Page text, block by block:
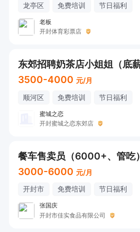
龙亭区 免费培训 节日福利
老板
开封体育彩票店
3500-4000 元/月
顺河区 免费培训 节日福利
蜜城之恋
开封蜜城之恋东郊店
餐车售卖员（6000+、管吃）
3000-6000 元/月
开封市 免费培训 节日福利
张国庆
开封市佳实食品有限公司